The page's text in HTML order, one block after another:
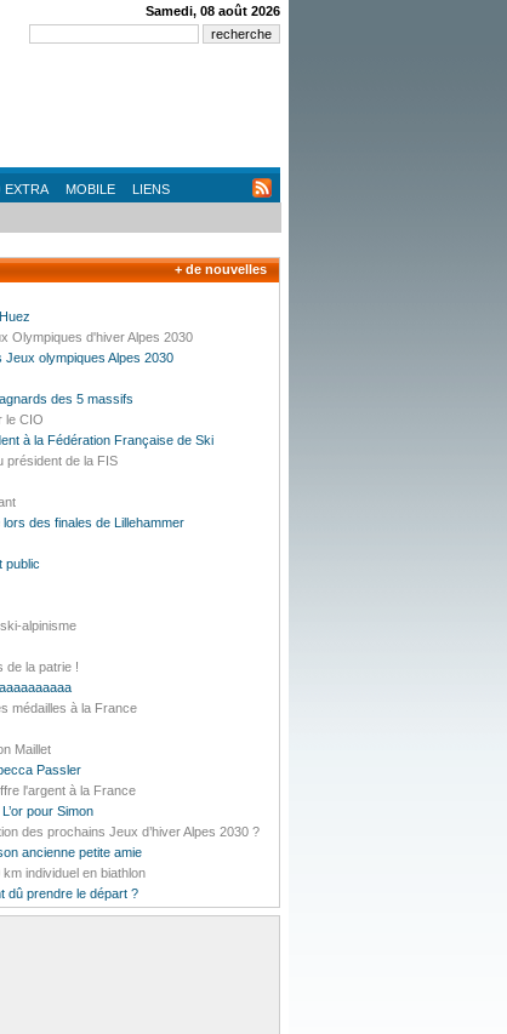
Samedi, 08 août 2026
EXTRA MOBILE LIENS
Olympiques d'hiver Alpes 2030
Jeux olympiques Alpes 2030
des 5 massifs
le CIO
à la Fédération Française de Ski
président de la FIS
des finales de Lillehammer
public
alpinisme
de la patrie !
médailles à la France
Maillet
Passler
l'argent à la France
pour Simon
des prochains Jeux d’hiver Alpes 2030 ?
ancienne petite amie
individuel en biathlon
dû prendre le départ ?
+ de nouvelles